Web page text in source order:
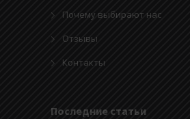
Почему выбирают нас
Отзывы
Контакты
Последние статьи